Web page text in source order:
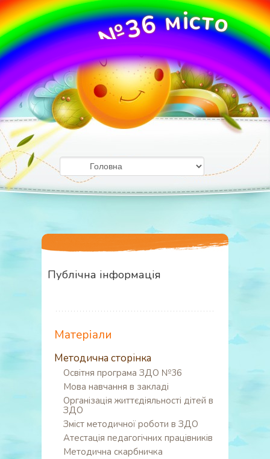
З
ДО№36місто
Ужго
р
о
д
Публічна інформація
Матеріали
Методична сторінка
Освітня програма ЗДО №36
Мова навчання в закладі
Організація життєдіяльності дітей в
ЗДО
Зміст методичної роботи в ЗДО
Атестація педагогічних працівників
Методична скарбничка